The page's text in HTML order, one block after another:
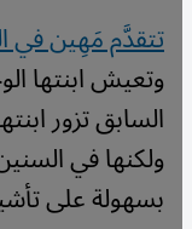
تتقدَّم مَهِين في
وتعيش ابنتها
السابق تزور
ولكنها في
بسهولة على